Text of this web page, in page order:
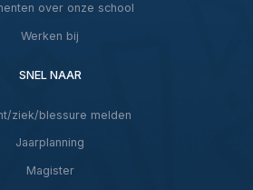
over onze school
Werken bij
SNEL NAAR
ziek/blessure melden
Jaarplanning
Magister